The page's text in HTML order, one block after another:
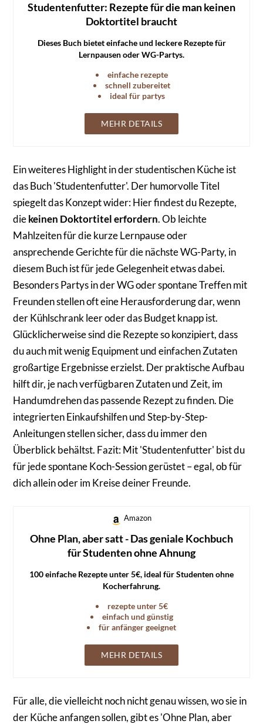
Studentenfutter: Rezepte für die man keinen
Doktortitel braucht
Dieses Buch bietet einfache und leckere Rezepte für
Lernpausen oder WG-Partys.
einfache rezepte
schnell zubereitet
ideal für partys
MEHR DETAILS
Ein weiteres Highlight in der studentischen Küche ist
das Buch 'Studentenfutter'. Der humorvolle Titel
spiegelt das Konzept wider: Hier findest du Rezepte,
diekeinen Doktortitel erfordern. Ob leichte
Mahlzeiten für die kurze Lernpause oder
ansprechende Gerichte für die nächste WG-Party, in
diesem Buch ist für jede Gelegenheit etwas dabei.
Besonders Partys in der WG oder spontane Treffen mit
Freunden stellen oft eine Herausforderung dar, wenn
der Kühlschrank leer oder das Budget knapp ist.
Glücklicherweise sind die Rezepte so konzipiert, dass
du auch mit wenig Equipment und einfachen Zutaten
großartige Ergebnisse erzielst. Der praktische Aufbau
hilft dir, je nach verfügbaren Zutaten und Zeit, im
Handumdrehen das passende Rezept zu finden. Die
integrierten Einkaufshilfen und Step-by-Step-
Anleitungen stellen sicher, dass du immer den
Überblick behältst. Fazit: Mit 'Studentenfutter' bist du
für jede spontane Koch-Session gerüstet – egal, ob für
dich allein oder im Kreise deiner Freunde.
Amazon
Ohne Plan, aber satt - Das geniale Kochbuch
für Studenten ohne Ahnung
100 einfache Rezepte unter 5€, ideal für Studenten ohne
Kocherfahrung.
rezepte unter 5€
einfach und günstig
für anfänger geeignet
MEHR DETAILS
Für alle, die vielleicht noch nicht genau wissen, wo sie in
der Küche anfangen sollen, gibt es 'Ohne Plan, aber